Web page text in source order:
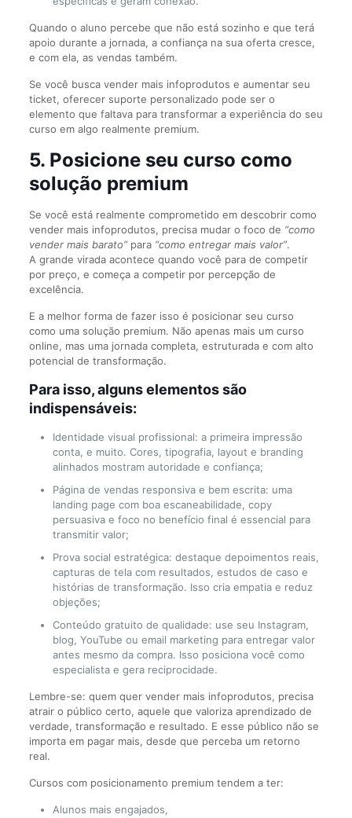
Quando o aluno percebe que não está sozinho e que terá
apoio durante a jornada, a confiança na sua oferta cresce,
e com ela, as vendas também.
Se você busca vender mais infoprodutos e aumentar seu
ticket, oferecer suporte personalizado pode ser o
elemento que faltava para transformar a experiência do seu
curso em algo realmente premium.
5. Posicione seu curso como
solução premium
Se você está realmente comprometido em descobrir como
vender mais infoprodutos, precisa mudar o foco de “como
vender mais barato”para “como entregar mais valor”.
A grande virada acontece quando você para de competir
por preço, e começa a competir por percepção de
excelência.
E a melhor forma de fazer isso é posicionar seu curso
como uma solução premium. Não apenas mais um curso
online, mas uma jornada completa, estruturada e com alto
potencial de transformação.
Para isso, alguns elementos são
indispensáveis:
Identidade visual profissional: a primeira impressão
conta, e muito. Cores, tipografia, layout e branding
alinhados mostram autoridade e confiança;
Página de vendas responsiva e bem escrita: uma
landing page com boa escaneabilidade, copy
persuasiva e foco no benefício final é essencial para
transmitir valor;
Prova social estratégica: destaque depoimentos reais,
capturas de tela com resultados, estudos de caso e
histórias de transformação. Isso cria empatia e reduz
objeções;
Conteúdo gratuito de qualidade: use seu Instagram,
blog, YouTube ou email marketing para entregar valor
antes mesmo da compra. Isso posiciona você como
especialista e gera reciprocidade.
Lembre-se: quem quer vender mais infoprodutos, precisa
atrair o público certo, aquele que valoriza aprendizado de
verdade, transformação e resultado. E esse público não se
importa em pagar mais, desde que perceba um retorno
real.
Cursos com posicionamento premium tendem a ter:
Alunos mais engajados,